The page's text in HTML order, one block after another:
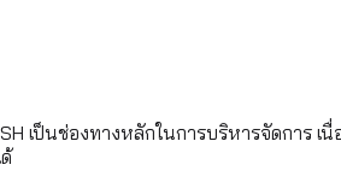
เป็นช่องทางหลักในการบริหารจัดการ